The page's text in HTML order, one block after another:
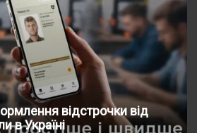
відстрочки від
в Україні